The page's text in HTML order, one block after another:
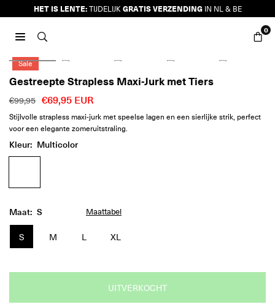
naar
inhoud
HET IS LENTE:TIJDELIJKGRATIS VERZENDINGIN NL & BE
0
Sale
Gestreepte Strapless Maxi-Jurk met Tiers
Reguliere
prijs
€99,95 €69,95 EUR
Stijlvolle strapless maxi-jurk met speelse lagen en een sierlijke strik, perfect
voor een elegante zomeruitstraling.
Kleur: Multicolor
Maat: S Maattabel
S M L XL
UITVERKOCHT